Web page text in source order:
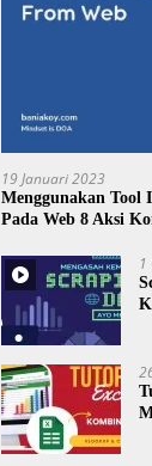
19 Januari 2023
Menggunakan Tool
Pada Web 8 Aksi